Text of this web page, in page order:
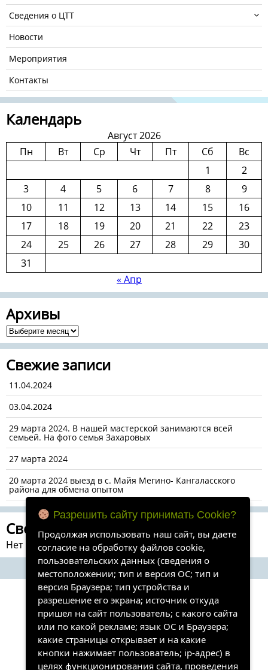
Сведения о ЦТТ
Новости
Мероприятия
Контакты
Календарь
Август 2026
Пн
Вт Ср Чт Пт Сб
Вс
1
2
3
4 5 6 7 8
9
10
11 12 13 14 15
16
17
18 19 20 21 22
23
24
25 26 27 28 29
30
31
« Апр
Архивы
Архивы
Свежие записи
11.04.2024
03.04.2024
29 марта 2024. В нашей мастерской занимаются всей
семьей. На фото семья Захаровых
27 марта 2024
20 марта 2024 выезд в с. Майя Мегино- Кангаласского
района для обмена опытом
Свежие комментарии
Нет комментариев для просмотра.
Разрешить сайту принимать Cookie?
Продолжая использовать наш сайт, вы даете
согласие на обработку файлов cookie,
пользовательских данных (сведения о
местоположении; тип и версия ОС; тип и
версия Браузера; тип устройства и
разрешение его экрана; источник откуда
пришел на сайт пользователь; с какого сайта
или по какой рекламе; язык ОС и Браузера;
какие страницы открывает и на какие
кнопки нажимает пользователь; ip-адрес) в
целях функционирования сайта, проведения